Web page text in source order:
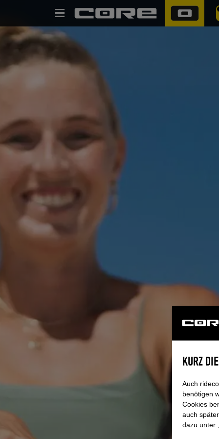
SUCHE
KURZ
Auch
benötigen
Cookies
auch
dazu unter